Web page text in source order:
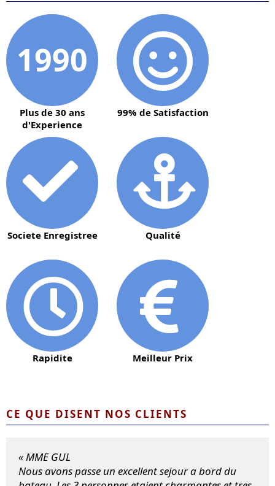
1990
Plus de 30 ans
d'Experience
99% de Satisfaction
Societe Enregistree Qualité
Rapidite Meilleur Prix
CE QUE DISENT NOS CLIENTS
MME GUL
Nous avons passe un excellent sejour a bord du